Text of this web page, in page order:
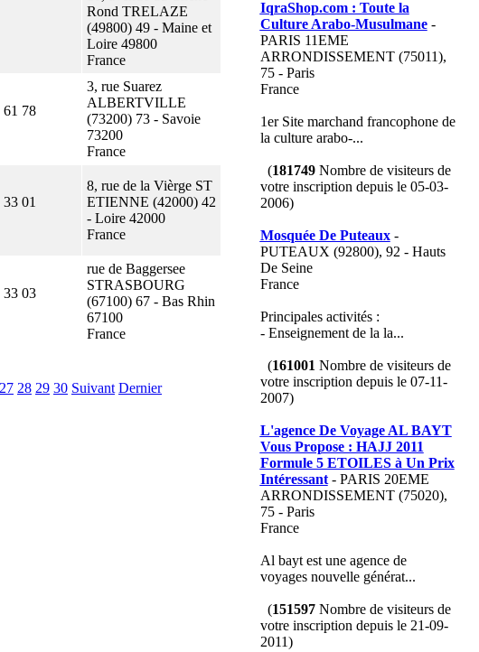
Rond TRELAZE
(49800) 49 - Maine et
Loire 49800
France
61 78
3, rue Suarez
ALBERTVILLE
(73200) 73 - Savoie
73200
France
01
8, rue de la Vièrge ST
ETIENNE (42000) 42
- Loire 42000
France
33 03
rue de Baggersee
STRASBOURG
(67100) 67 - Bas Rhin
67100
France
27 28 29 30 Suivant Dernier
IqraShop.com : Toute la
Culture Arabo-Musulmane-
PARIS 11EME
ARRONDISSEMENT (75011),
75 - Paris
France
1er Site marchand francophone de
la culture arabo-...
(181749Nombre de visiteurs de
votre inscription depuis le 05-03-
2006)
Mosquée De Puteaux-
PUTEAUX (92800), 92 - Hauts
De Seine
France
Principales activités :
- Enseignement de la la...
(161001 Nombre de visiteurs de
votre inscription depuis le 07-11-
2007)
L'agence De Voyage AL BAYT
Vous Propose : HAJJ 2011
Formule 5 ETOILES à Un Prix
Intéressant- PARIS 20EME
ARRONDISSEMENT (75020),
75 - Paris
France
Al bayt est une agence de
voyages nouvelle générat...
(151597Nombre de visiteurs de
votre inscription depuis le 21-09-
2011)